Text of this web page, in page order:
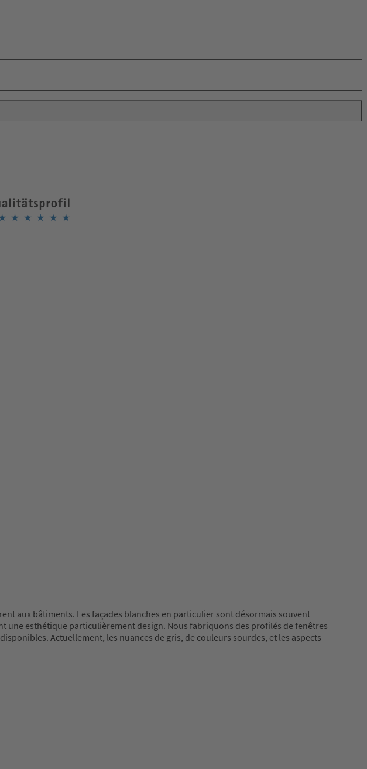
aux bâtiments. Les façades blanches en particulier sont désormais souvent
une esthétique particulièrement design. Nous fabriquons des profilés de fenêtres
Actuellement, les nuances de gris, de couleurs sourdes, et les aspects